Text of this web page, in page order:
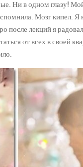
Ни в одном глазу!
Мозг кипел. Я
после лекций я
от всех в своей